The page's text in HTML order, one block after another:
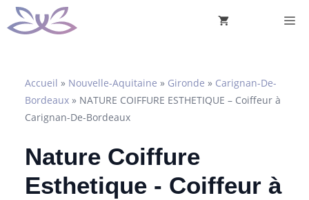
Aller
au
Accueil » Nouvelle-Aquitaine » Gironde » Carignan-De-
Bordeaux » NATURE COIFFURE ESTHETIQUE – Coiffeur à
Carignan-De-Bordeaux
Nature Coiffure
Esthetique - Coiffeur à